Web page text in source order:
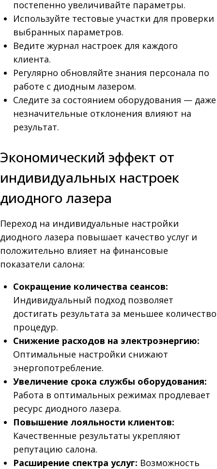
постепенно увеличивайте параметры.
Используйте тестовые участки для проверки
выбранных параметров.
Ведите журнал настроек для каждого
клиента.
Регулярно обновляйте знания персонала по
работе с диодным лазером.
Следите за состоянием оборудования — даже
незначительные отклонения влияют на
результат.
Экономический эффект от
индивидуальных настроек
диодного лазера
Переход на индивидуальные настройки
диодного лазера повышает качество услуг и
положительно влияет на финансовые
показатели салона:
Сокращение количества сеансов:
Индивидуальный подход позволяет
достигать результата за меньшее количество
процедур.
Снижение расходов на электроэнергию:
Оптимальные настройки снижают
энергопотребление.
Увеличение срока службы оборудования:
Работа в оптимальных режимах продлевает
ресурс диодного лазера.
Повышение лояльности клиентов:
Качественные результаты укрепляют
репутацию салона.
Расширение спектра услуг: Возможность